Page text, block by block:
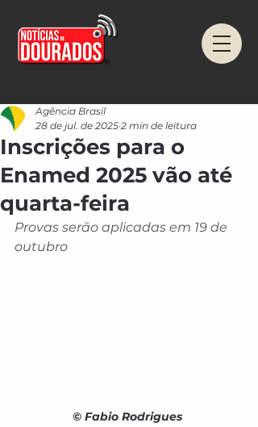
Inscrições para o
Enamed 2025 vão até
quarta-feira
Agência Brasil
28 de jul. de 2025 2 min de leitura
Provas serão aplicadas em 19 de
outubro
© Fabio Rodrigues